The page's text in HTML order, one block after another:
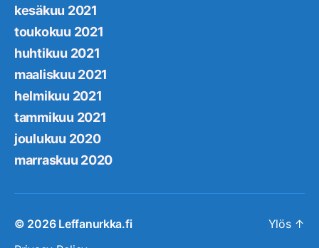
kesäkuu 2021
toukokuu 2021
huhtikuu 2021
maaliskuu 2021
helmikuu 2021
tammikuu 2021
joulukuu 2020
marraskuu 2020
© 2026 Leffanurkka.fi
Ylös ↑